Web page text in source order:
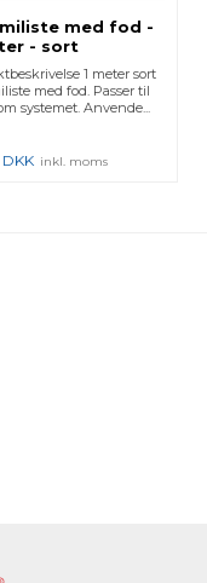
med fod -
- sort
1 meter sort
med fod. Passer til
systemet. Anvende...
DKK inkl. moms